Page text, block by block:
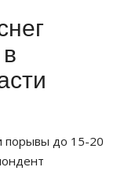
порывы до 15-20